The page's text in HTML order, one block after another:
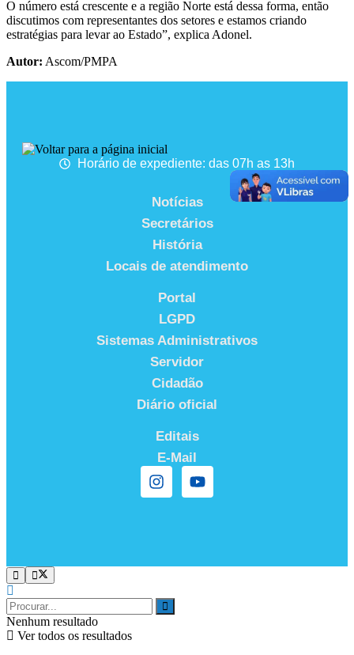
O número está crescente e a região Norte está dessa forma, então
discutimos com representantes dos setores e estamos criando
estratégias para levar ao Estado”, explica Adonel.
Autor: Ascom/PMPA
Horário de expediente: das 07h as 13h
Notícias
Secretários
História
Locais de atendimento
Portal
LGPD
Sistemas Administrativos
Servidor
Cidadão
Diário oficial
Editais
E-Mail
Nenhum resultado
Ver todos os resultados